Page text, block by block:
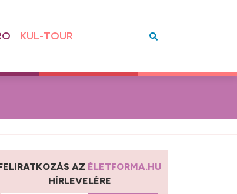
KUL-TOUR
AZ ÉLETFORMA.HU
HÍRLEVELÉRE